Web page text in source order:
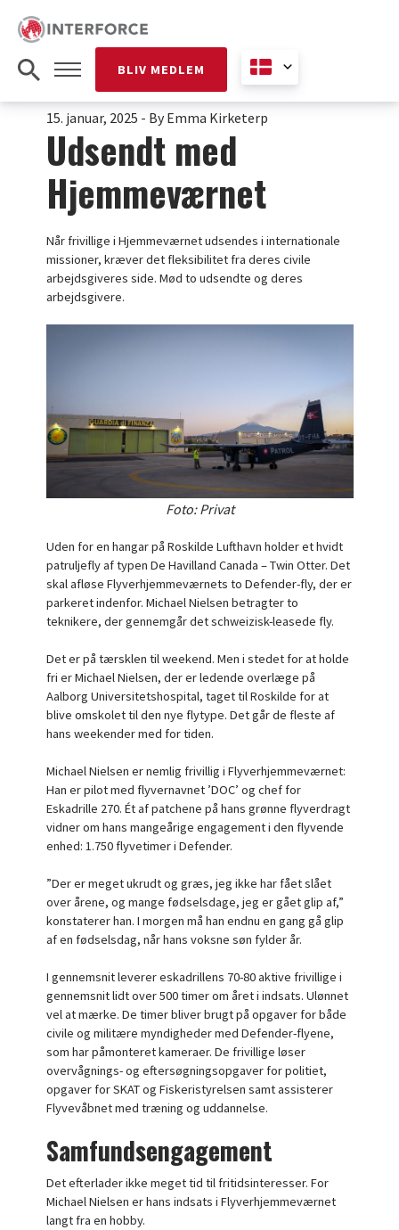
BLIV MEDLEM
15. januar, 2025 - By Emma Kirketerp
Udsendt med
Hjemmeværnet
Når frivillige i Hjemmeværnet udsendes i internationale
missioner, kræver det fleksibilitet fra deres civile
arbejdsgiveres side. Mød to udsendte og deres
arbejdsgivere.
Foto: Privat
Uden for en hangar på Roskilde Lufthavn holder et hvidt
patruljefly af typen De Havilland Canada – Twin Otter. Det
skal afløse Flyverhjemmeværnets to Defender-fly, der er
parkeret indenfor. Michael Nielsen betragter to
teknikere, der gennemgår det schweizisk-leasede fly.
Det er på tærsklen til weekend. Men i stedet for at holde
fri er Michael Nielsen, der er ledende overlæge på
Aalborg Universitetshospital, taget til Roskilde for at
blive omskolet til den nye flytype. Det går de fleste af
hans weekender med for tiden.
Michael Nielsen er nemlig frivillig i Flyverhjemmeværnet:
Han er pilot med flyvernavnet ’DOC’ og chef for
Eskadrille 270. Ét af patchene på hans grønne flyverdragt
vidner om hans mangeårige engagement i den flyvende
enhed: 1.750 flyvetimer i Defender.
”Der er meget ukrudt og græs, jeg ikke har fået slået
over årene, og mange fødselsdage, jeg er gået glip af,”
konstaterer han. I morgen må han endnu en gang gå glip
af en fødselsdag, når hans voksne søn fylder år.
I gennemsnit leverer eskadrillens 70-80 aktive frivillige i
gennemsnit lidt over 500 timer om året i indsats. Ulønnet
vel at mærke. De timer bliver brugt på opgaver for både
civile og militære myndigheder med Defender-flyene,
som har påmonteret kameraer. De frivillige løser
overvågnings- og eftersøgningsopgaver for politiet,
opgaver for SKAT og Fiskeristyrelsen samt assisterer
Flyvevåbnet med træning og uddannelse.
Samfundsengagement
Det efterlader ikke meget tid til fritidsinteresser. For
Michael Nielsen er hans indsats i Flyverhjemmeværnet
langt fra en hobby.